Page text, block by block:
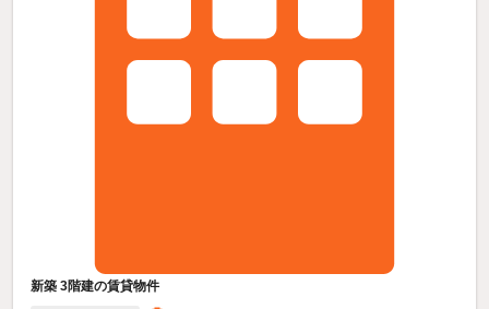
新築 3階建の賃貸物件